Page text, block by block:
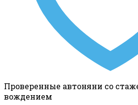
Проверенные автоняни со
вождением